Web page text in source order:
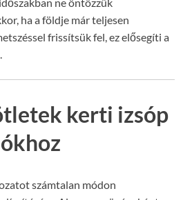
ha a földje már teljesen
frissítsük fel, ez elősegíti a
kerti izsóp
számtalan módon